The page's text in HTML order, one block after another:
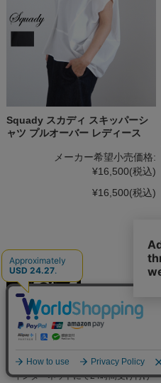
Squady スカディ スキッパーシ
ャツ プルオーバー レディース
メーカー希望小売価格:
¥16,500(税込)
¥16,500(税込)
ご利用ガイド (How to Order)
■ご注文方法
インターネットにて24時間受け付け